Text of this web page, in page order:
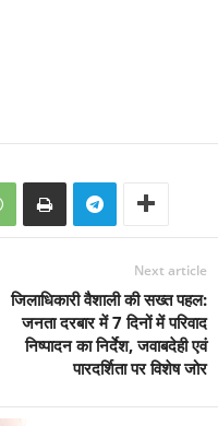
Next article
जिलाधिकारी वैशाली की सख्त पहल:
जनता दरबार में 7 दिनों में परिवाद
निष्पादन का निर्देश, जवाबदेही एवं
पारदर्शिता पर विशेष जोर